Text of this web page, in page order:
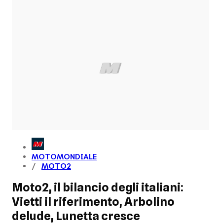
MOTOMONDIALE
MOTO2
Moto2, il bilancio degli italiani:
Vietti il riferimento, Arbolino
delude, Lunetta cresce